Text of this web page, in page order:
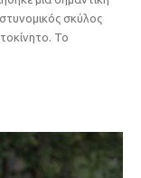
σκύλος
Το